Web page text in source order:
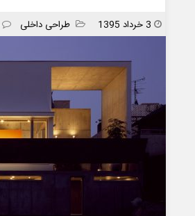
انتشار
3 خرداد 1395
دسته
طراحی داخلی